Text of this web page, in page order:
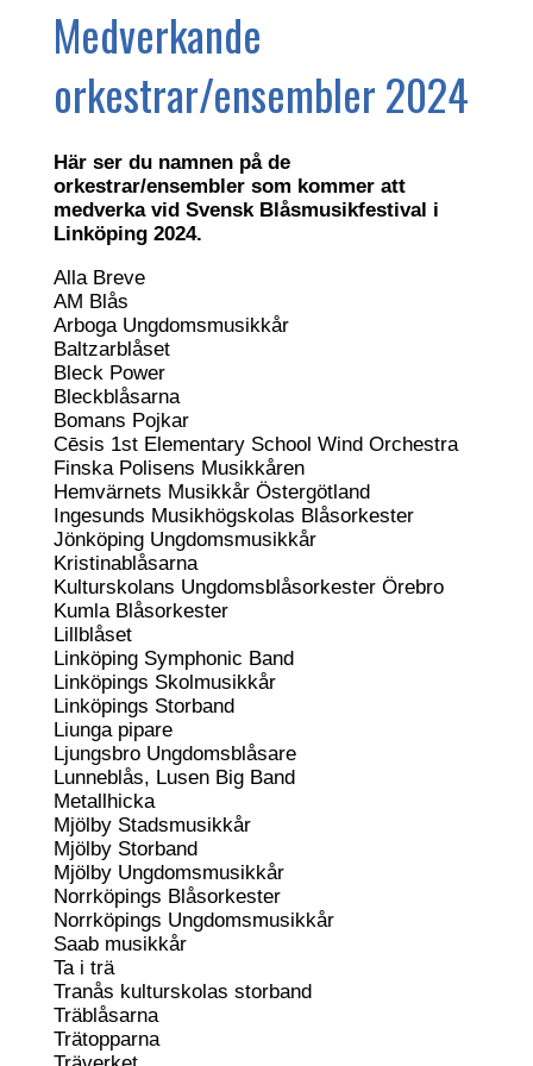
Medverkande
orkestrar/ensembler 2024
Här ser du namnen på de
orkestrar/ensembler som kommer att
medverka vid Svensk Blåsmusikfestival i
Linköping 2024.
Alla Breve
AM Blås
Arboga Ungdomsmusikkår
Baltzarblåset
Bleck Power
Bleckblåsarna
Bomans Pojkar
Cēsis 1st Elementary School Wind Orchestra
Finska Polisens Musikkåren
Hemvärnets Musikkår Östergötland
Ingesunds Musikhögskolas Blåsorkester
Jönköping Ungdomsmusikkår
Kristinablåsarna
Kulturskolans Ungdomsblåsorkester Örebro
Kumla Blåsorkester
Lillblåset
Linköping Symphonic Band
Linköpings Skolmusikkår
Linköpings Storband
Liunga pipare
Ljungsbro Ungdomsblåsare
Lunneblås, Lusen Big Band
Metallhicka
Mjölby Stadsmusikkår
Mjölby Storband
Mjölby Ungdomsmusikkår
Norrköpings Blåsorkester
Norrköpings Ungdomsmusikkår
Saab musikkår
Ta i trä
Tranås kulturskolas storband
Träblåsarna
Trätopparna